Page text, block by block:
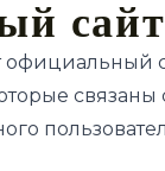
официальный
связаны